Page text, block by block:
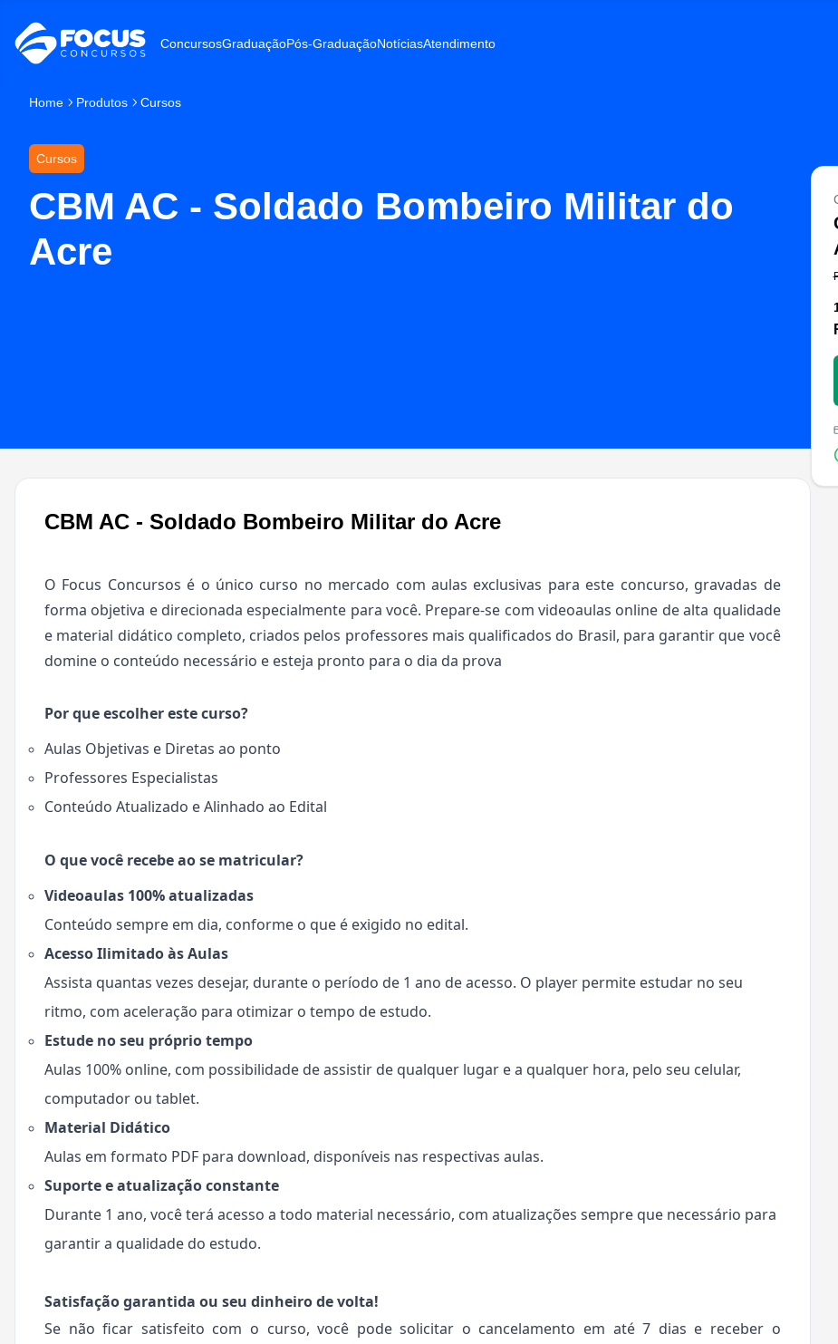
ConcursosGraduaçãoPós-GraduaçãoNotíciasAtendimento
Home Produtos Cursos
Cursos
CBM AC - Soldado Bombeiro Militar do
Acre
CBM AC - Soldado Bombeiro Militar do Acre
O Focus Concursos é o único curso no mercado com aulas exclusivas para este concurso, gravadas de
forma objetiva e direcionada especialmente para você. Prepare-se com videoaulas online de alta qualidade
e material didático completo, criados pelos professores mais qualificados do Brasil, para garantir que você
domine o conteúdo necessário e esteja pronto para o dia da prova
Por que escolher este curso?
Aulas Objetivas e Diretas ao ponto
Professores Especialistas
Conteúdo Atualizado e Alinhado ao Edital
O que você recebe ao se matricular?
Videoaulas 100% atualizadas
Conteúdo sempre em dia, conforme o que é exigido no edital.
Acesso Ilimitado às Aulas
Assista quantas vezes desejar, durante o período de 1 ano de acesso. O player permite estudar no seu
ritmo, com aceleração para otimizar o tempo de estudo.
Estude no seu próprio tempo
Aulas 100% online, com possibilidade de assistir de qualquer lugar e a qualquer hora, pelo seu celular,
computador ou tablet.
Material Didático
Aulas em formato PDF para download, disponíveis nas respectivas aulas.
Suporte e atualização constante
Durante 1 ano, você terá acesso a todo material necessário, com atualizações sempre que necessário para
garantir a qualidade do estudo.
Satisfação garantida ou seu dinheiro de volta!
Se não ficar satisfeito com o curso, você pode solicitar o cancelamento em até 7 dias e receber o